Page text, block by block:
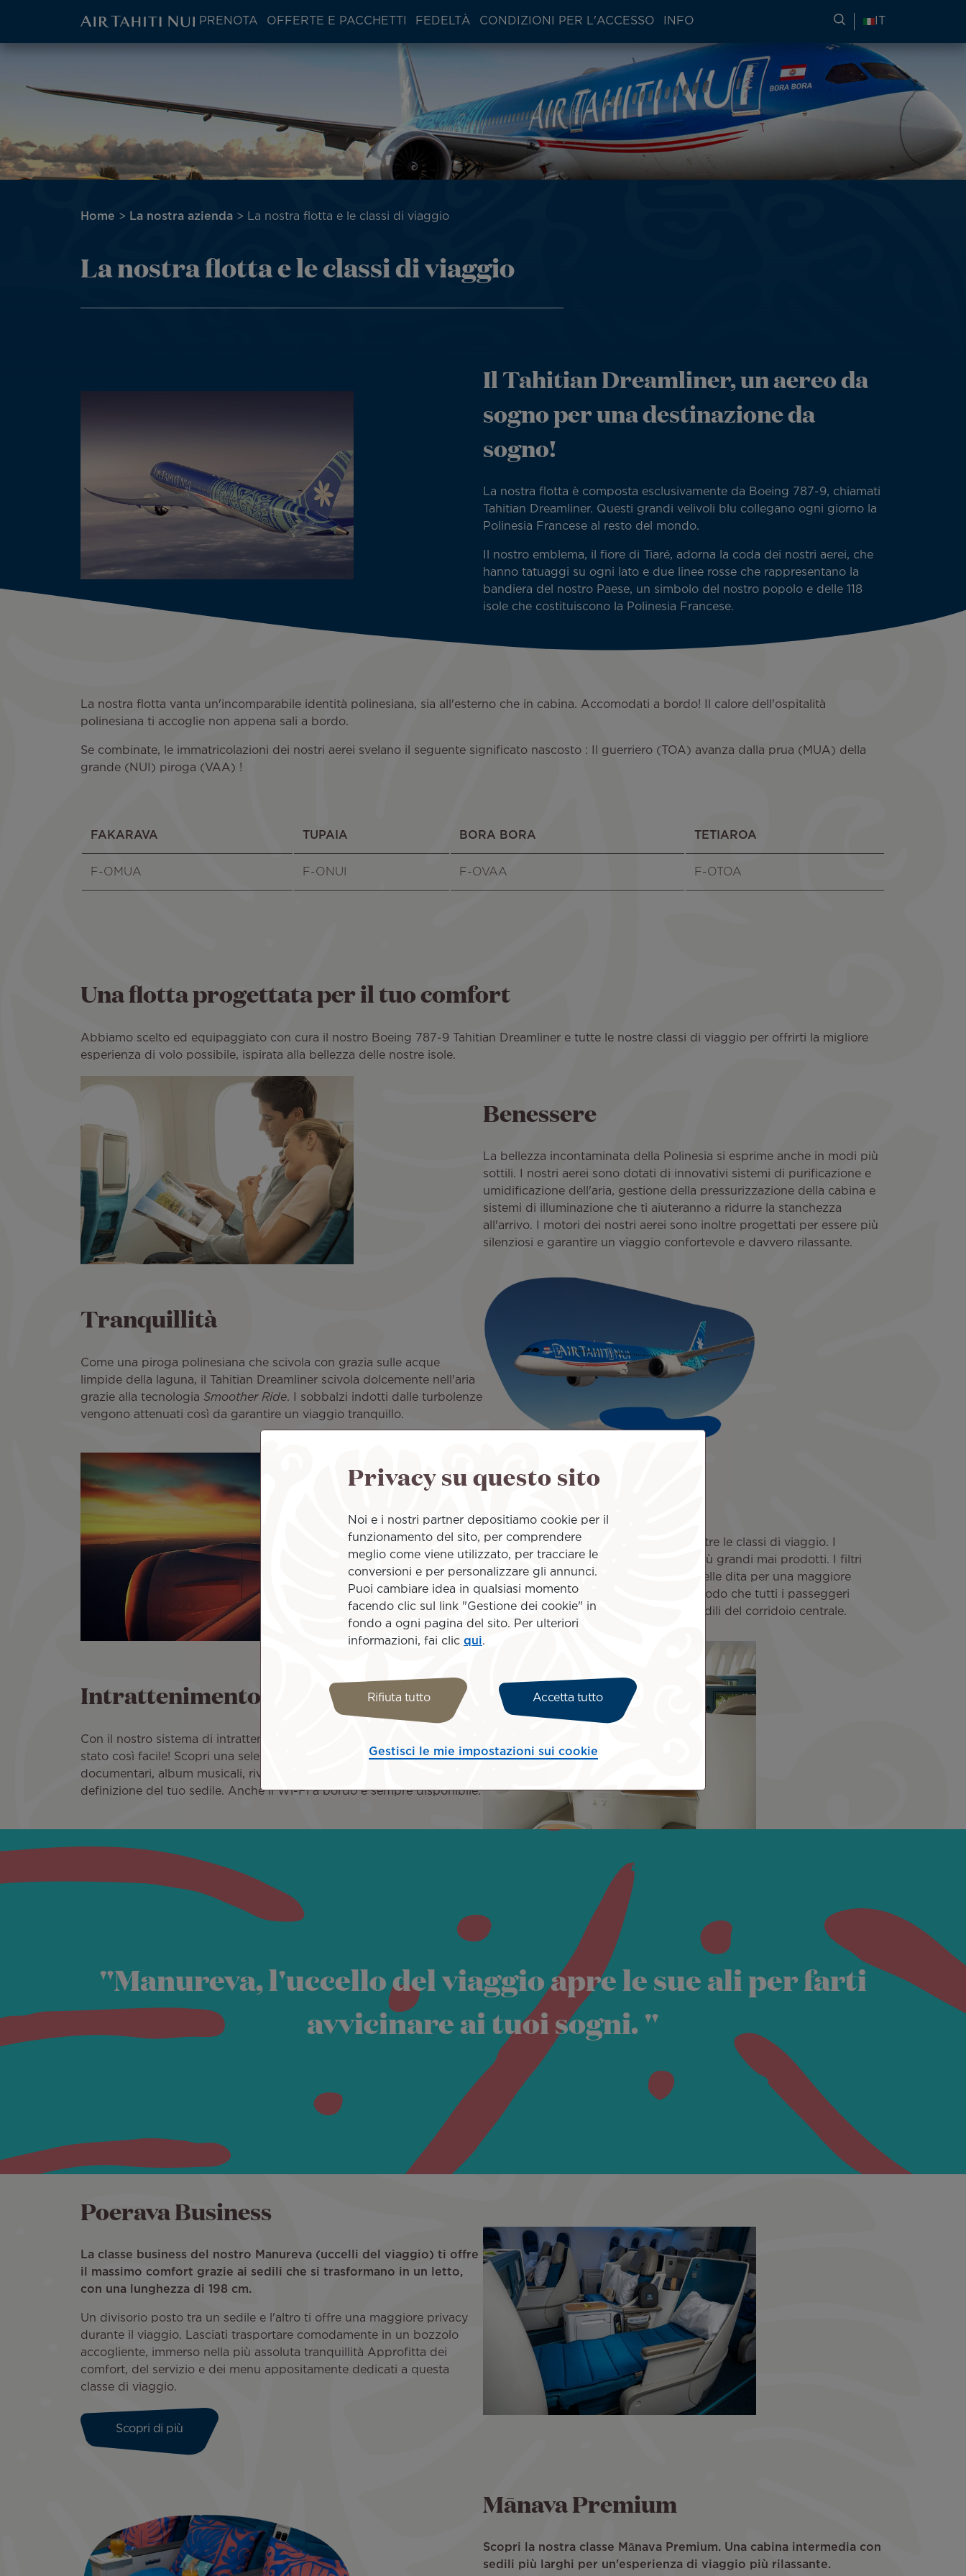
contenuto
Main
PRENOTA OFFERTE E PACCHETTI FEDELTÀ CONDIZIONI PER L'ACCESSO INFO RICERCA DI
Briciole
Home La nostra azienda La nostra flotta e le classi di viaggio
La nostra flotta e le classi di viaggio
Il Tahitian Dreamliner, un aereo da
sogno per una destinazione da
sogno!
La nostra flotta è composta esclusivamente da Boeing 787-9, chiamati
Tahitian Dreamliner. Questi grandi velivoli blu collegano ogni giorno la
Polinesia Francese al resto del mondo.
Il nostro emblema, il fiore di Tiaré, adorna la coda dei nostri aerei, che
hanno tatuaggi su ogni lato e due linee rosse che rappresentano la
bandiera del nostro Paese, un simbolo del nostro popolo e delle 118
isole che costituiscono la Polinesia Francese.
La nostra flotta vanta un'incomparabile identità polinesiana, sia all'esterno che in cabina. Accomodati a bordo! Il calore dell'ospitalità
polinesiana ti accoglie non appena sali a bordo.
Se combinate, le immatricolazioni dei nostri aerei svelano il seguente significato nascosto : Il guerriero (TOA) avanza dalla prua (MUA) della
grande (NUI) piroga (VAA) !
FAKARAVA TUPAIA BORA BORA TETIAROA
F-OMUA F-ONUI F-OVAA F-OTOA
Una flotta progettata per il tuo comfort
Abbiamo scelto ed equipaggiato con cura il nostro Boeing 787-9 Tahitian Dreamliner e tutte le nostre classi di viaggio per offrirti la migliore
esperienza di volo possibile, ispirata alla bellezza delle nostre isole.
Benessere
La bellezza incontaminata della Polinesia si esprime anche in modi più
sottili. I nostri aerei sono dotati di innovativi sistemi di purificazione e
umidificazione dell'aria, gestione della pressurizzazione della cabina e
sistemi di illuminazione che ti aiuteranno a ridurre la stanchezza
all'arrivo. I motori dei nostri aerei sono inoltre progettati per essere più
silenziosi e garantire un viaggio confortevole e davvero rilassante.
Tranquillità
Come una piroga polinesiana che scivola con grazia sulle acque
limpide della laguna, il Tahitian Dreamliner scivola dolcemente nell'aria
grazie alla tecnologia Smoother Ride. I sobbalzi indotti dalle turbolenze
vengono attenuati così da garantire un viaggio tranquillo.
Piacere
Goditi i panorami mozzafiato in tutte e tre le classi di viaggio. I
finestrini del 787-9 Dreamliner sono i più grandi mai prodotti. I filtri
elettronici si controllano con la punta delle dita per una maggiore
comodità. Inoltre, sono posizionati in modo che tutti i passeggeri
possano vedere lo skyline, anche dai sedili del corridoio centrale.
Intrattenimento
Con il nostro sistema di intrattenimento a bordo, viaggiare non è mai
stato così facile! Scopri una selezione di film, programmi televisivi,
documentari, album musicali, riviste e giochi sul touch screen ad alta
definizione del tuo sedile. Anche il Wi-Fi a bordo è sempre disponibile.
"Manureva, l'uccello del viaggio apre le sue ali per farti
avvicinare ai tuoi sogni. "
Poerava Business
La classe business del nostro Manureva (uccelli del viaggio) ti offre
il massimo comfort grazie ai sedili che si trasformano in un letto,
con una lunghezza di 198 cm.
Un divisorio posto tra un sedile e l'altro ti offre una maggiore privacy
durante il viaggio. Lasciati trasportare comodamente in un bozzolo
accogliente, immerso nella più assoluta tranquillità Approfitta dei
comfort, del servizio e dei menu appositamente dedicati a questa
classe di viaggio.
Scopri di più
Mānava Premium
Scopri la nostra classe Mānava Premium. Una cabina intermedia con
sedili più larghi per un'esperienza di viaggio più rilassante.
Privacy su questo sito
Noi e i nostri partner depositiamo cookie per il
funzionamento del sito, per comprendere
meglio come viene utilizzato, per tracciare le
conversioni e per personalizzare gli annunci.
Puoi cambiare idea in qualsiasi momento
facendo clic sul link "Gestione dei cookie" in
fondo a ogni pagina del sito. Per ulteriori
informazioni, fai clic qui.
Rifiuta tutto Accetta tutto
Gestisci le mie impostazioni sui cookie